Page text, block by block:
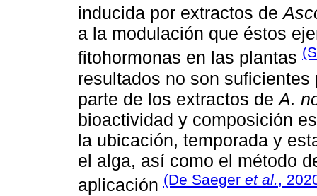
inducida por extractos de
a la modulación que éstos
fitohormonas en las plantas
resultados no son
parte de los extractos deA.
bioactividad y composición
la ubicación, temporada y
el alga, así como el método
aplicación (De Saeger et al.,